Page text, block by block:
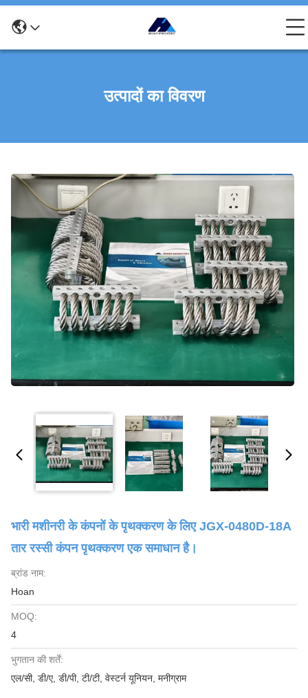
उत्पादों का विवरण
भारी मशीनरी के कंपनों के पृथक्करण के लिए JGX-0480D-18A
तार रस्सी कंपन पृथक्करण एक समाधान है।
ब्रांड नाम:
Hoan
MOQ:
4
भुगतान की शर्तें:
एल/सी, डी/ए, डी/पी, टी/टी, वेस्टर्न यूनियन, मनीग्राम